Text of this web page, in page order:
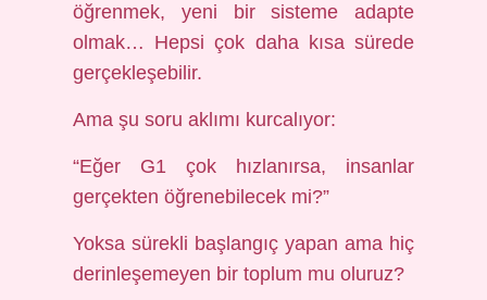
öğrenmek, yeni bir sisteme adapte
olmak… Hepsi çok daha kısa sürede
gerçekleşebilir.
Ama şu soru aklımı kurcalıyor:
“Eğer G1 çok hızlanırsa, insanlar
gerçekten öğrenebilecek mi?”
Yoksa sürekli başlangıç yapan ama hiç
derinleşemeyen bir toplum mu oluruz?